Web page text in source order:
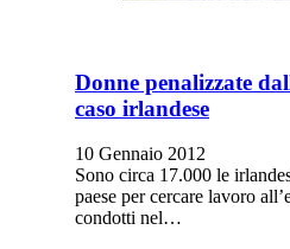
Donne penalizzate
caso irlandese
10 Gennaio 2012
Sono circa 17.000 le
paese per cercare lavoro
condotti nel…